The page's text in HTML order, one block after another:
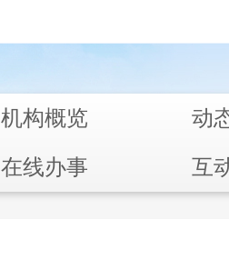
机构概览
动
在线办事
互